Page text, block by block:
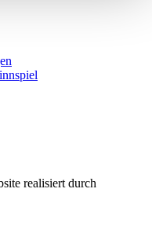
realisiert durch